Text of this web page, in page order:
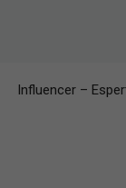
Influencer –